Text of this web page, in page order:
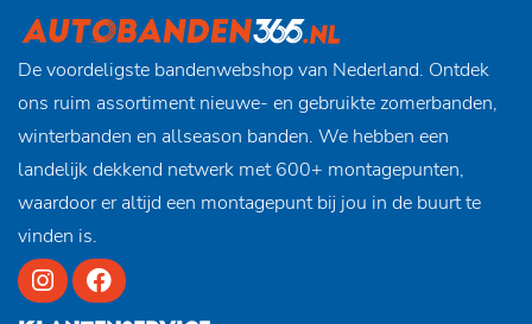
De voordeligste bandenwebshop van Nederland. Ontdek
ons ruim assortiment nieuwe- en gebruikte zomerbanden,
winterbanden en allseason banden. We hebben een
landelijk dekkend netwerk met 600+ montagepunten,
waardoor er altijd een montagepunt bij jou in de buurt te
vinden is.